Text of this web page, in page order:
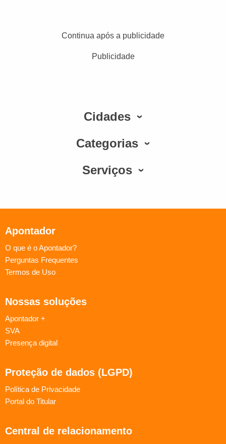
Continua após a publicidade
Publicidade
Cidades
Categorias
Serviços
Apontador
O que é o Apontador?
Perguntas Frequentes
Termos de Uso
Nossas soluções
Apontador +
SVA
Presença digital
Proteção de dados (LGPD)
Política de Privacidade
Portal do Titular
Central de relacionamento